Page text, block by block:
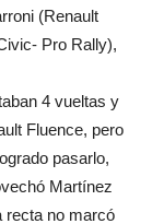
(Renault
Pro Rally),
4 vueltas y
Fluence, pero
pasarlo,
Martínez
recta no marcó